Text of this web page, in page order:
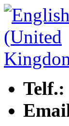
Telf.: